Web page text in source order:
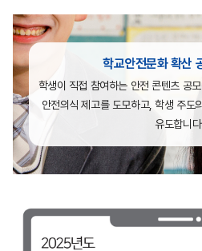
학교안전문화 확산
학생이 직접 참여하는 안전 콘텐츠 공
안전의식 제고를 도모하고,학생 주도
유도합니